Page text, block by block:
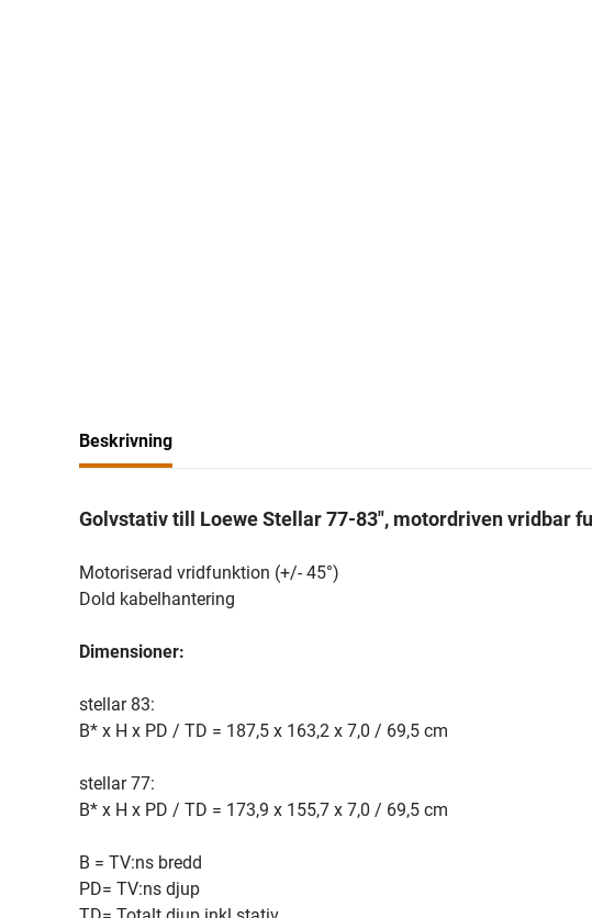
Beskrivning
Golvstativ till Loewe Stellar 77-83", motordriven vridbar
Motoriserad vridfunktion (+/- 45°)
Dold kabelhantering
Dimensioner:
stellar 83:
B* x H x PD / TD = 187,5 x 163,2 x 7,0 / 69,5 cm
stellar 77:
B* x H x PD / TD = 173,9 x 155,7 x 7,0 / 69,5 cm
B = TV:ns bredd
PD= TV:ns djup